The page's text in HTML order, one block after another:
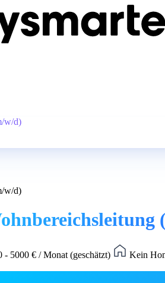
w/d)
w/d)
- 5000 € / Monat (geschätzt)
Kein